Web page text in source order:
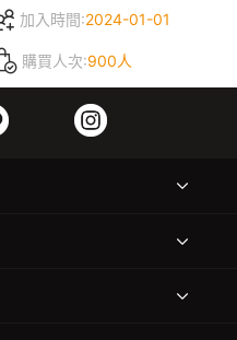
加入時間:2024-01-01
購買人次:900人